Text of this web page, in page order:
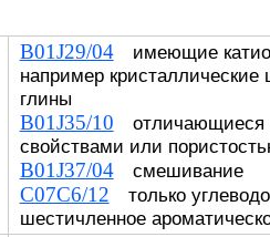
B01J29/04имеющие
например
глины
B01J35/10 отличающиеся
свойствами или
B01J37/04смешивание
C07C6/12 только
шестичленное